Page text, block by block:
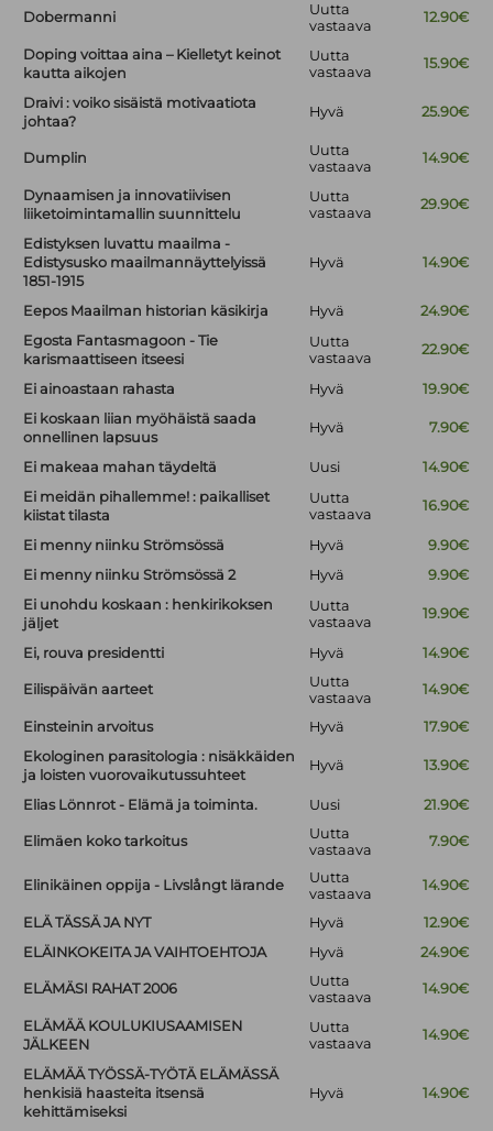
Dobermanni
Uutta
vastaava
12.90€
Doping voittaa aina – Kielletyt keinot
kautta aikojen
Uutta
vastaava
15.90€
Draivi : voiko sisäistä motivaatiota
johtaa?
Hyvä 25.90€
Dumplin
Uutta
vastaava
14.90€
Dynaamisen ja innovatiivisen
liiketoimintamallin suunnittelu
Uutta
vastaava
29.90€
Edistyksen luvattu maailma -
Edistysusko maailmannäyttelyissä
1851-1915
Hyvä 14.90€
Eepos Maailman historian käsikirja Hyvä
24.90€
Egosta Fantasmagoon - Tie
karismaattiseen itseesi
Uutta
vastaava
22.90€
Ei ainoastaan rahasta Hyvä
19.90€
Ei koskaan liian myöhäistä saada
onnellinen lapsuus
Hyvä 7.90€
Ei makeaa mahan täydeltä Uusi
14.90€
Ei meidän pihallemme! : paikalliset
kiistat tilasta
Uutta
vastaava
16.90€
Ei menny niinku Strömsössä Hyvä
9.90€
Ei menny niinku Strömsössä 2
Hyvä
9.90€
Ei unohdu koskaan : henkirikoksen
jäljet
Uutta
vastaava
19.90€
Ei, rouva presidentti Hyvä 14.90€
Eilispäivän aarteet
Uutta
vastaava
14.90€
Einsteinin arvoitus Hyvä
17.90€
Ekologinen parasitologia : nisäkkäiden
ja loisten vuorovaikutussuhteet
Hyvä 13.90€
Elias Lönnrot - Elämä ja toiminta. Uusi 21.90€
Elimäen koko tarkoitus
Uutta
vastaava
7.90€
Elinikäinen oppija - Livslångt lärande
Uutta
vastaava
14.90€
ELÄ TÄSSÄ JA NYT Hyvä
12.90€
ELÄINKOKEITA JA VAIHTOEHTOJA
Hyvä 24.90€
ELÄMÄSI RAHAT 2006
Uutta
vastaava
14.90€
ELÄMÄÄ KOULUKIUSAAMISEN
JÄLKEEN
Uutta
vastaava
14.90€
ELÄMÄÄ TYÖSSÄ-TYÖTÄ ELÄMÄSSÄ
henkisiä haasteita itsensä
kehittämiseksi
Hyvä 14.90€